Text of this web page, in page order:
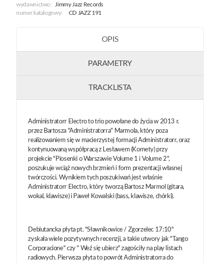
wydawnictwo:
Jimmy Jazz Records
numer katalogowy:
CD JAZZ 191
OPIS
PARAMETRY
TRACKLISTA
Administratorr Electro to trio powołane do życia w 2013 r.
przez Bartosza "Administratorra" Marmola, który poza
realizowaniem się w macierzystej formacji Administratorr, oraz
kontynuowaną współpracą z Lesławem (Komety) przy
projekcie "Piosenki o Warszawie Volume 1 i Volume 2",
poszukuje wciąż nowych brzmień i form prezentacji własnej
twórczości. Wynikiem tych poszukiwań jest właśnie
Administratorr Electro, który tworzą Bartosz Marmol (gitara,
wokal, klawisze) i Paweł Kowalski (bass, klawisze, chórki).
Debiutancka płyta pt. "Sławnikowice / Zgorzelec 17:10"
zyskała wiele pozytywnych recenzji, a takie utwory jak "Tango
Corporacione" czy " Weź się ubierz" zagościły na play listach
radiowych. Pierwsza płyta to powrót Administratorra do